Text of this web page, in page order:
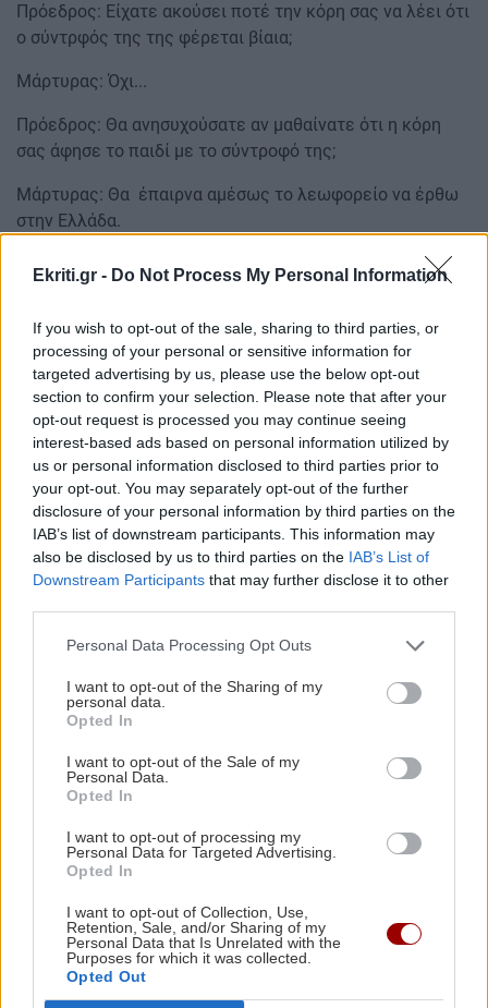
Ekriti.gr - Do Not Process My Personal Information
If you wish to opt-out of the sale, sharing to third parties, or
processing of your personal or sensitive information for
targeted advertising by us, please use the below opt-out
section to confirm your selection. Please note that after your
opt-out request is processed you may continue seeing
interest-based ads based on personal information utilized by
us or personal information disclosed to third parties prior to
your opt-out. You may separately opt-out of the further
disclosure of your personal information by third parties on the
IAB’s list of downstream participants. This information may
also be disclosed by us to third parties on the IAB’s List of
Downstream Participants that may further disclose it to other
Personal Data Processing Opt Outs
I want to opt-out of the Sharing of my
personal data.
Opted In
I want to opt-out of the Sale of my
Personal Data.
Opted In
I want to opt-out of processing my
Personal Data for Targeted Advertising.
Opted In
I want to opt-out of Collection, Use,
Retention, Sale, and/or Sharing of my
Personal Data that Is Unrelated with the
Purposes for which it was collected.
Opted Out
Πρόεδρος: Είχατε ακούσει ποτέ την κόρη σας να λέει ότι
ο σύντρφός της της φέρεται βίαια;
Μάρτυρας: Όχι...
Πρόεδρος: Θα ανησυχούσατε αν μαθαίνατε ότι η κόρη
σας άφησε το παιδί με το σύντροφό της;
Μάρτυρας: Θα έπαιρνα αμέσως το λεωφορείο να έρθω
στην Ελλάδα.
Πρόεδρος: Γιατί αφου δεν ανησυχούσατε;
το φίλο του στη Βουλγρία πριν εγώ τον ρωτήσω πως
είναι η Άννυ εκείνος μου είπε ότι είναι πολύ καλά.
Πρόεδρος: Πότε μάθατε για πρώτη φορά για την
εξαφάνιση της εγγονής σας;
Μάρτυρας: Είδα την κόρη μου στην τηλεόραση να
αναζητά το παιδί της και μετά με πήραν από την Ελλάδα
και μου είπαν όλη την αλήθεια.
Εισαγγελέας: Τι συνέβη με την Άννυ;
Μάρτυρας: Αυτό που μάθαμε στην Ελλάδα, ότι την
σκοτωσε ο πατέρας της, ότι την τεμάχισε και ότι την
Στ. Γεωργίου: Τι ξέρατε για την εργασία της κόρη σας;
Γιατί σας είπε ότι έρχονταν στην Ελλάδα;
Μάρτυρας: Ότι θα δουλευε σερβιτόρα σε ένα μαγαζί
δεν δουλεύε θα πρέπει να καταλάβει ότι στο δικαστήριο
χρειάζεται να είναι πολύ προσεκτιή, διότι αυτό συνιστά
Πηγή: Protothema.gr
Ακολουθήστε το ekriti.gr στο
μάθετε πρώτοι όλες τις ειδήσεις για την Κρήτη